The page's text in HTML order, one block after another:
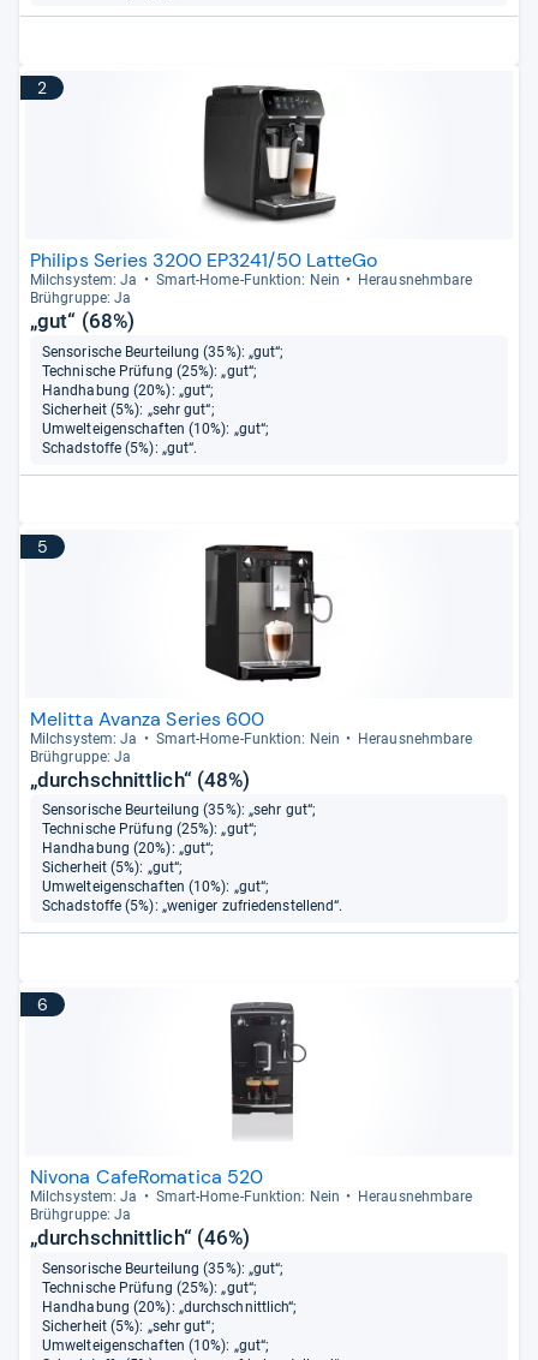
2
Philips Series 3200 EP3241/50 LatteGo
Milch­sys­tem: Ja Smart-​Home-​Funk­tion: Nein
Her­aus­nehm­bare
Brüh­gruppe: Ja
„gut“ (68%)
Sensorische Beurteilung (35%): „gut“;
Technische Prüfung (25%): „gut“;
Handhabung (20%): „gut“;
Sicherheit (5%): „sehr gut“;
Umwelteigenschaften (10%): „gut“;
Schadstoffe (5%): „gut“.
5
Melitta Avanza Series 600
Milch­sys­tem: Ja Smart-​Home-​Funk­tion: Nein
Her­aus­nehm­bare
Brüh­gruppe: Ja
„durchschnittlich“ (48%)
Sensorische Beurteilung (35%): „sehr gut“;
Technische Prüfung (25%): „gut“;
Handhabung (20%): „gut“;
Sicherheit (5%): „gut“;
Umwelteigenschaften (10%): „gut“;
Schadstoffe (5%): „weniger zufriedenstellend“.
6
Nivona CafeRomatica 520
Milch­sys­tem: Ja Smart-​Home-​Funk­tion: Nein
Her­aus­nehm­bare
Brüh­gruppe: Ja
„durchschnittlich“ (46%)
Sensorische Beurteilung (35%): „gut“;
Technische Prüfung (25%): „gut“;
Handhabung (20%): „durchschnittlich“;
Sicherheit (5%): „sehr gut“;
Umwelteigenschaften (10%): „gut“;